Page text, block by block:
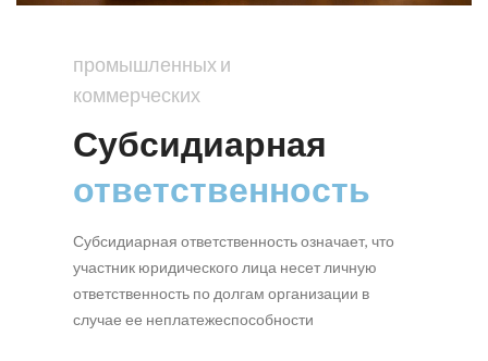
промышленных и
коммерческих
Субсидиарная
ответственность
Субсидиарная ответственность означает, что
участник юридического лица несет личную
ответственность по долгам организации в
случае ее неплатежеспособности